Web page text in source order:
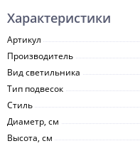
Характеристики
Артикул
Производитель
Вид светильника
Тип подвесок
Стиль
Диаметр, см
Высота, см